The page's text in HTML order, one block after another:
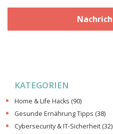
KATEGORIEN
Home & Life Hacks (90)
Gesunde Ernährung Tipps (38)
Cybersecurity & IT-Sicherheit (32)